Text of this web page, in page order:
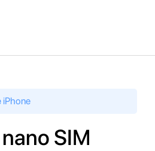
iPhone
SIM